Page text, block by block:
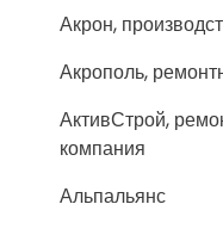
Акрон,
Акрополь,
АктивСтрой,
компания
Альпальянс